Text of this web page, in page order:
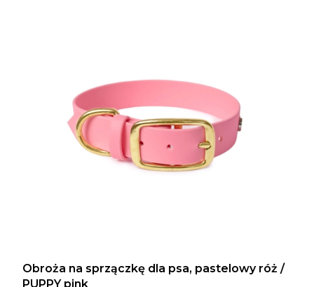
Obroża na sprzączkę dla psa, pastelowy róż /
PUPPY pink